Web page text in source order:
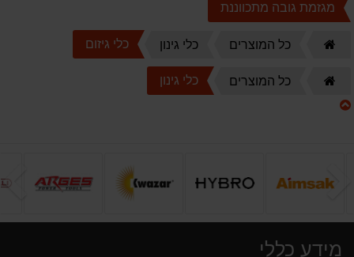
מגזמת גובה מתכווננת
כל המוצרים כלי גינון כלי גיזום
כל המוצרים כלי גינון
הקודם
מידע כללי